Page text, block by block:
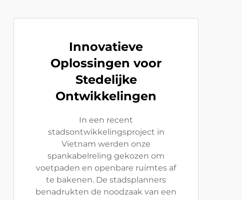
Innovatieve
Oplossingen voor
Stedelijke
Ontwikkelingen
In een recent
stadsontwikkelingsproject in
Vietnam werden onze
spankabelreling gekozen om
voetpaden en openbare ruimtes af
te bakenen. De stadsplanners
benadrukten de noodzaak van een